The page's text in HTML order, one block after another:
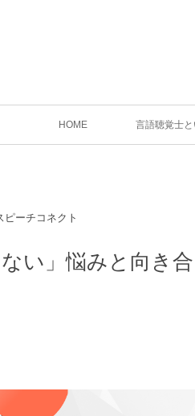
HOME 言語聴覚士
ピーチコネクト
ない」悩みと向き